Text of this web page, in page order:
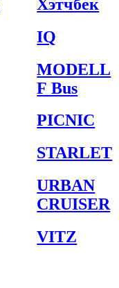
Хэтчбек
IQ
MODELL
F Bus
PICNIC
STARLET
URBAN
CRUISER
VITZ